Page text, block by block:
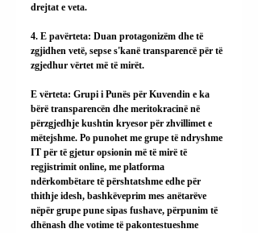
drejtat e veta.
4. E pavërteta: Duan protagonizëm dhe të
zgjidhen vetë, sepse s'kanë transparencë për të
zgjedhur vërtet më të mirët.
E vërteta: Grupi i Punës për Kuvendin e ka
bërë transparencën dhe meritokracinë në
përzgjedhje kushtin kryesor për zhvillimet e
mëtejshme. Po punohet me grupe të ndryshme
IT për të gjetur opsionin më të mirë të
regjistrimit online, me platforma
ndërkombëtare të përshtatshme edhe për
thithje idesh, bashkëveprim mes anëtarëve
nëpër grupe pune sipas fushave, përpunim të
dhënash dhe votime të pakontestueshme